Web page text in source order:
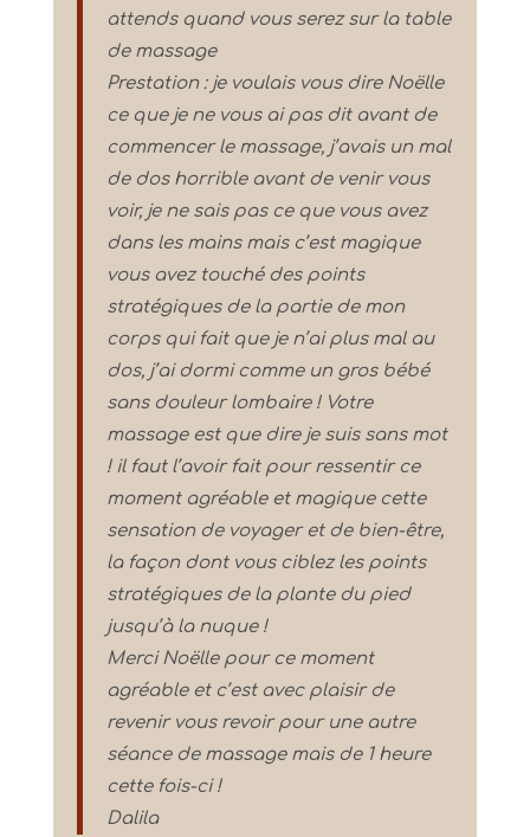
attends quand vous serez sur la table
de massage
Prestation : je voulais vous dire Noëlle
ce que je ne vous ai pas dit avant de
commencer le massage, j’avais un mal
de dos horrible avant de venir vous
voir, je ne sais pas ce que vous avez
dans les mains mais c’est magique
vous avez touché des points
stratégiques de la partie de mon
corps qui fait que je n’ai plus mal au
dos, j’ai dormi comme un gros bébé
sans douleur lombaire ! Votre
massage est que dire je suis sans mot
! il faut l’avoir fait pour ressentir ce
moment agréable et magique cette
sensation de voyager et de bien-être,
la façon dont vous ciblez les points
stratégiques de la plante du pied
jusqu’à la nuque !
Merci Noëlle pour ce moment
agréable et c’est avec plaisir de
revenir vous revoir pour une autre
séance de massage mais de 1 heure
cette fois-ci !
Dalila